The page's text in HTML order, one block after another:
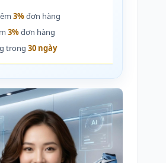
3%đơn hàng
3%đơn hàng
trong 30 ngày